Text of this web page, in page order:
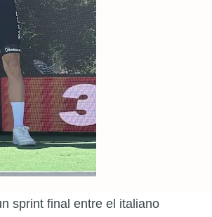
sprint final entre el italiano